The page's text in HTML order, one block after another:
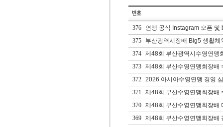
376
연맹 공식 Instagram 오픈 및
375
부산광역시장배 Big5 생활체
374
제48회 부산광역시수영연맹
373
제48회 부산수영연맹회장배
372
2026 아시아수영연맹 경영
371
제48회 부산수영연맹회장배
370
제48회 부산수영연맹회장배
369
제48회 부산수영연맹회장배